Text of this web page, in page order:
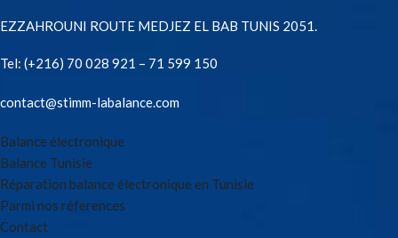
EZZAHROUNI ROUTE MEDJEZ EL BAB TUNIS 2051.
Tel: (+216) 70 028 921 – 71 599 150
contact@stimm-labalance.com
Balance électronique
Balance Tunisie
Réparation balance électronique en Tunisie
Parmi nos réferences
Contact